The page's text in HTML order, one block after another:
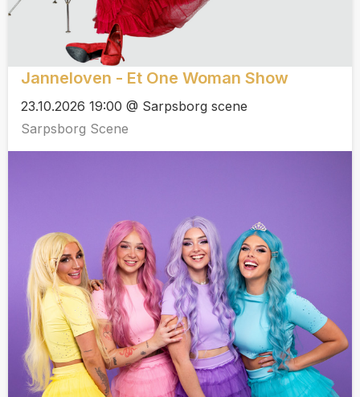
Janneloven - Et One Woman Show
23.10.2026 19:00 @ Sarpsborg scene
Sarpsborg Scene